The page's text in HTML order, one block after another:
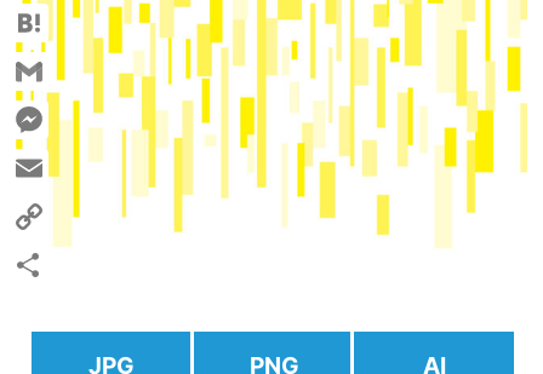
JPG PNG AI
Threads
Hatena
Gmail
Messenger
Email
Copy